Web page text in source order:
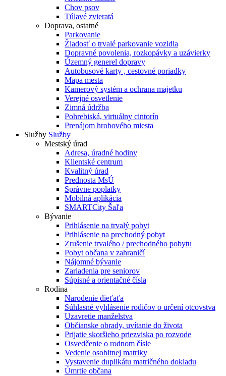
Chov psov
Túlavé zvieratá
Doprava, ostatné
Parkovanie
Žiadosť o trvalé parkovanie vozidla
Dopravné povolenia, rozkopávky a uzávierky
Územný generel dopravy
Autobusové karty , cestovné poriadky
Mapa mesta
Kamerový systém a ochrana majetku
Verejné osvetlenie
Zimná údržba
Pohrebiská, virtuálny cintorín
Prenájom hrobového miesta
Služby Služby
Mestský úrad
Adresa, úradné hodiny
Klientské centrum
Kvalitný úrad
Prednosta MsÚ
Správne poplatky
Mobilná aplikácia
SMARTCity Šaľa
Bývanie
Prihlásenie na trvalý pobyt
Prihlásenie na prechodný pobyt
Zrušenie trvalého / prechodného pobytu
Pobyt občana v zahraničí
Nájomné bývanie
Zariadenia pre seniorov
Súpisné a orientačné čísla
Rodina
Narodenie dieťaťa
Súhlasné vyhlásenie rodičov o určení otcovstva
Uzavretie manželstva
Občianske obrady, uvítanie do života
Prijatie skoršieho priezviska po rozvode
Osvedčenie o rodnom čísle
Vedenie osobitnej matriky
Vystavenie duplikátu matričného dokladu
Úmrtie občana